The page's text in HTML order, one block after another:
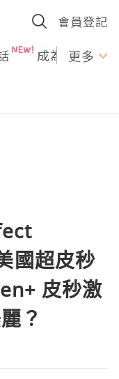
會員登記
成為U更多
國超皮秒
皮秒激
？